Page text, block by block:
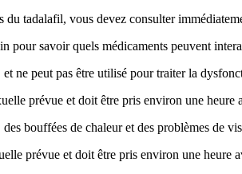
du tadalafil, vous devez consulter
pour savoir quels médicaments peuvent
ne peut pas être utilisé pour traiter la
prévue et doit être pris environ une heure
bouffées de chaleur et des problèmes de
prévue et doit être pris environ une heure